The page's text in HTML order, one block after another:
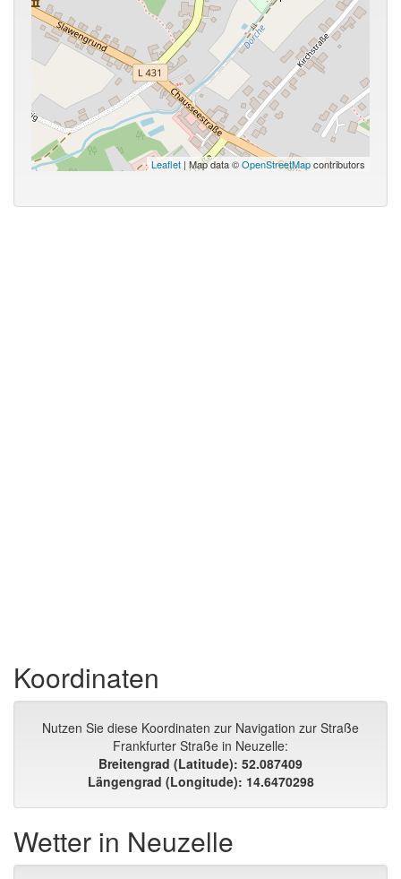
Leaflet | Map data ©OpenStreetMapcontributors
Koordinaten
Nutzen Sie diese Koordinaten zur Navigation zur Straße
Frankfurter Straße in Neuzelle:
Breitengrad (Latitude): 52.087409
Längengrad (Longitude): 14.6470298
Wetter in Neuzelle